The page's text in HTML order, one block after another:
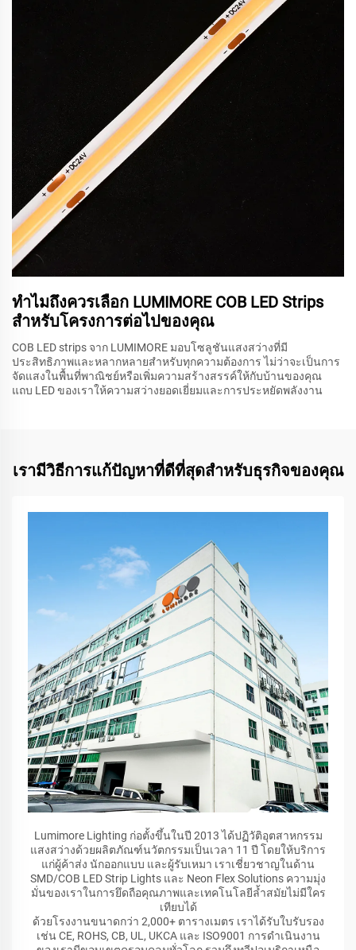
ทำไมถึงควรเลือก LUMIMORE COB LED Strips
สำหรับโครงการต่อไปของคุณ
COB LED strips จาก LUMIMORE มอบโซลูชันแสงสว่างที่มี
ประสิทธิภาพและหลากหลายสำหรับทุกความต้องการ ไม่ว่าจะเป็นการ
จัดแสงในพื้นที่พาณิชย์หรือเพิ่มความสร้างสรรค์ให้กับบ้านของคุณ
แถบ LED ของเราให้ความสว่างยอดเยี่ยมและการประหยัดพลังงาน
เรามีวิธีการแก้ปัญหาที่ดีที่สุดสำหรับธุรกิจของคุณ
Lumimore Lighting ก่อตั้งขึ้นในปี 2013 ได้ปฏิวัติอุตสาหกรรม
แสงสว่างด้วยผลิตภัณฑ์นวัตกรรมเป็นเวลา 11 ปี โดยให้บริการ
แก่ผู้ค้าส่ง นักออกแบบ และผู้รับเหมา เราเชี่ยวชาญในด้าน
SMD/COB LED Strip Lights และ Neon Flex Solutions ความมุ่ง
มั่นของเราในการยึดถือคุณภาพและเทคโนโลยีล้ำสมัยไม่มีใคร
เทียบได้
ด้วยโรงงานขนาดกว่า 2,000+ ตารางเมตร เราได้รับใบรับรอง
เช่น CE, ROHS, CB, UL, UKCA และ ISO9001 การดำเนินงาน